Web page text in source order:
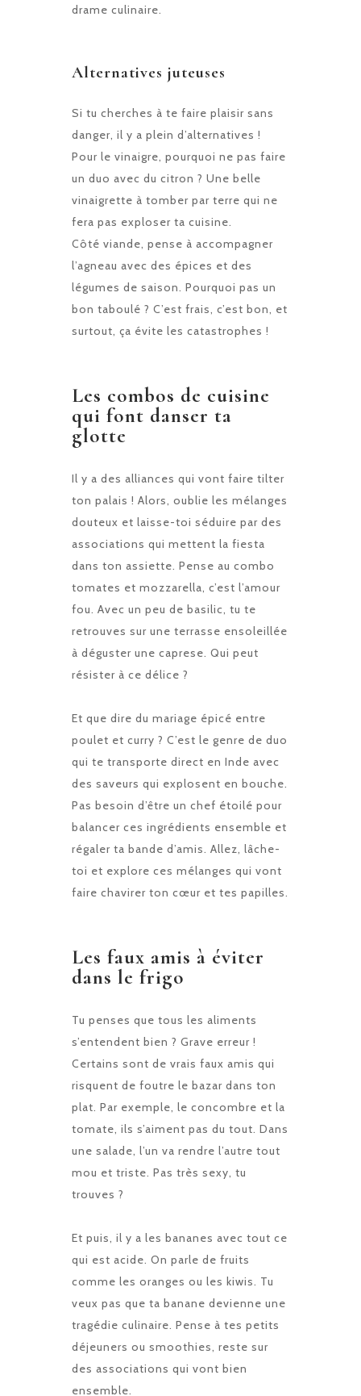
drame culinaire.
Alternatives juteuses
Si tu cherches à te faire plaisir sans
danger, il y a plein d’alternatives !
Pour le vinaigre, pourquoi ne pas faire
un duo avec du citron ? Une belle
vinaigrette à tomber par terre qui ne
fera pas exploser ta cuisine.
Côté viande, pense à accompagner
l’agneau avec des épices et des
légumes de saison. Pourquoi pas un
bon taboulé ? C’est frais, c’est bon, et
surtout, ça évite les catastrophes !
Les combos de cuisine
qui font danser ta
glotte
Il y a des alliances qui vont faire tilter
ton palais ! Alors, oublie les mélanges
douteux et laisse-toi séduire par des
associations qui mettent la fiesta
dans ton assiette. Pense au combo
tomates et mozzarella, c’est l’amour
fou. Avec un peu de basilic, tu te
retrouves sur une terrasse ensoleillée
à déguster une caprese. Qui peut
résister à ce délice ?
Et que dire du mariage épicé entre
poulet et curry ? C’est le genre de duo
qui te transporte direct en Inde avec
des saveurs qui explosent en bouche.
Pas besoin d’être un chef étoilé pour
balancer ces ingrédients ensemble et
régaler ta bande d’amis. Allez, lâche-
toi et explore ces mélanges qui vont
faire chavirer ton cœur et tes papilles.
Les faux amis à éviter
dans le frigo
Tu penses que tous les aliments
s’entendent bien ? Grave erreur !
Certains sont de vrais faux amis qui
risquent de foutre le bazar dans ton
plat. Par exemple, le concombre et la
tomate, ils s’aiment pas du tout. Dans
une salade, l’un va rendre l’autre tout
mou et triste. Pas très sexy, tu
trouves ?
Et puis, il y a les bananes avec tout ce
qui est acide. On parle de fruits
comme les oranges ou les kiwis. Tu
veux pas que ta banane devienne une
tragédie culinaire. Pense à tes petits
déjeuners ou smoothies, reste sur
des associations qui vont bien
ensemble.